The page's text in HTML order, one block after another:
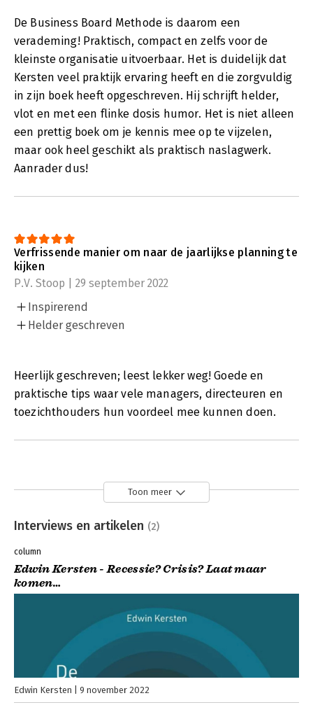
De Business Board Methode is daarom een
verademing! Praktisch, compact en zelfs voor de
kleinste organisatie uitvoerbaar. Het is duidelijk dat
Kersten veel praktijk ervaring heeft en die zorgvuldig
in zijn boek heeft opgeschreven. Hij schrijft helder,
vlot en met een flinke dosis humor. Het is niet alleen
een prettig boek om je kennis mee op te vijzelen,
maar ook heel geschikt als praktisch naslagwerk.
Aanrader dus!
Verfrissende manier om naar de jaarlijkse planning te
kijken
P.V. Stoop | 29 september 2022
Inspirerend
Helder geschreven
Heerlijk geschreven; leest lekker weg! Goede en
praktische tips waar vele managers, directeuren en
toezichthouders hun voordeel mee kunnen doen.
Toon meer
Interviews en artikelen (2)
column
Edwin Kersten - Recessie? Crisis? Laat maar
komen…
Edwin Kersten 9 november 2022